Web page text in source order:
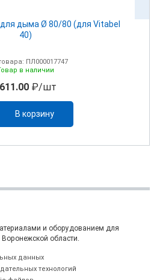
40)
ПЛ000017747
в наличии
₽/шт
В корзину
и оборудованием для
области.
данных
технологий